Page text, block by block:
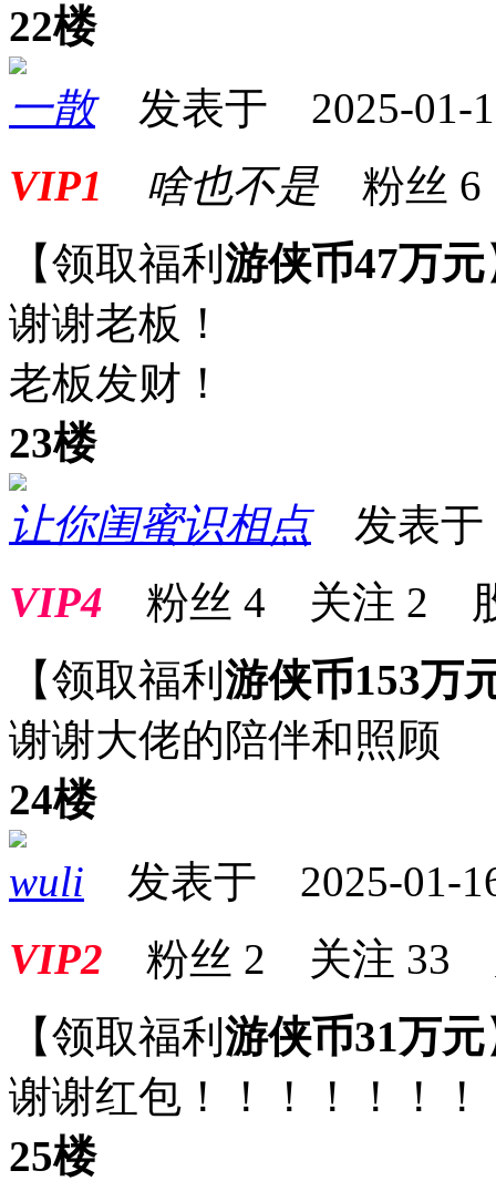
22楼
一散发表于 2025-01-
VIP1
啥也不是粉丝 6
【领取福利 游侠币47万元
谢谢老板！
老板发财！
23楼
让你闺蜜识相点发表于
VIP4 粉丝 4 关注 2
【领取福利 游侠币153万
谢谢大佬的陪伴和照顾
24楼
wuli 发表于 2025-01-
VIP2 粉丝 2 关注 33
【领取福利 游侠币31万元
谢谢红包！！！！！！！
25楼